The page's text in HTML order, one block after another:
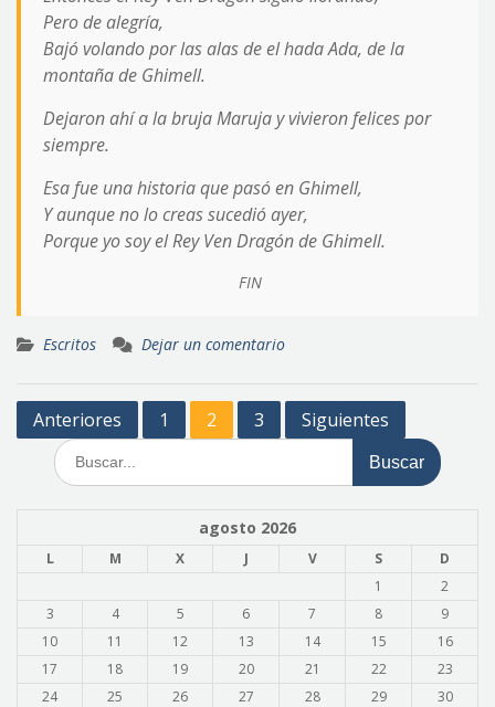
Pero de alegría,
Bajó volando por las alas de el hada Ada, de la
montaña de Ghimell.
Dejaron ahí a la bruja Maruja y vivieron felices por
siempre.
Esa fue una historia que pasó en Ghimell,
Y aunque no lo creas sucedió ayer,
Porque yo soy el Rey Ven Dragón de Ghimell.
FIN
Escritos Dejar un comentario
Paginación
entradas
Anteriores 1 2 3 Siguientes
Buscar:
agosto 2026
L M X J V S
D
1
2
3
4 5 6 7 8
9
10
11 12 13 14 15
16
17
18 19 20 21 22
23
24
25 26 27 28 29
30